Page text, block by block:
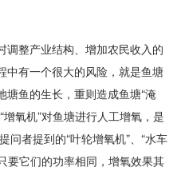
调整产业结构、增加农民收入的
中有一个很大的风险，就是鱼塘
塘鱼的生长，重则造成鱼塘“淹
氧机”对鱼塘进行人工增氧，是
问者提到的“叶轮增氧机”、“水车
要它们的功率相同，增氧效果其